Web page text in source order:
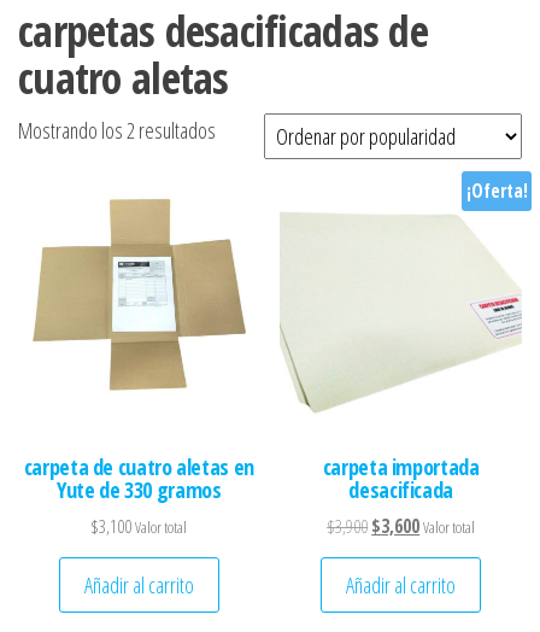
carpetas desacificadas de
cuatro aletas
Mostrando los 2 resultados Ordenado por popularidad
carpeta de cuatro aletas en
Yute de 330 gramos
$3,100Valor total
Añadir al carrito
¡Oferta!
carpeta importada
desacificada
$3,900El precio original era:
$3,600El precio actual es:
Valor total
Añadir al carrito